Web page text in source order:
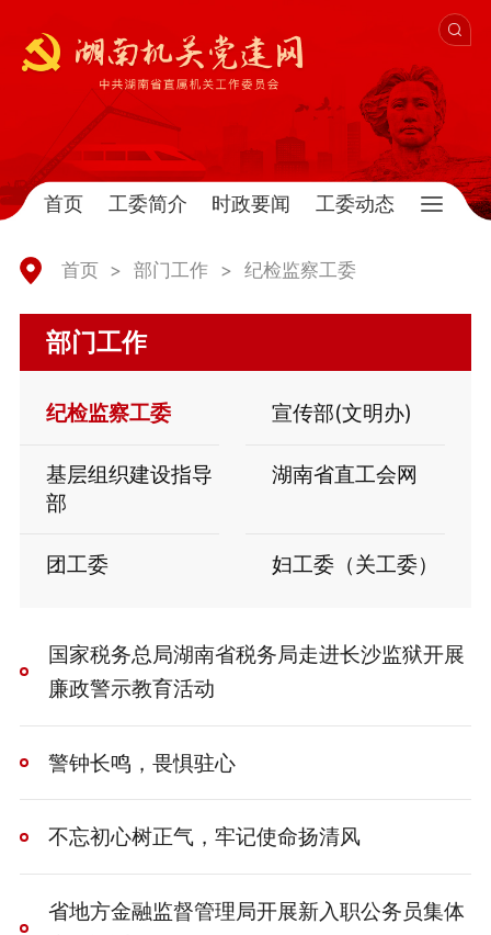
首页 工委简介 时政要闻 工委动态
首页 > 部门工作 > 纪检监察工委
部门工作
纪检监察工委 宣传部(文明办)
基层组织建设指导
部
湖南省直工会网
团工委 妇工委（关工委）
国家税务总局湖南省税务局走进长沙监狱开展
廉政警示教育活动
警钟长鸣，畏惧驻心
不忘初心树正气，牢记使命扬清风
省地方金融监督管理局开展新入职公务员集体